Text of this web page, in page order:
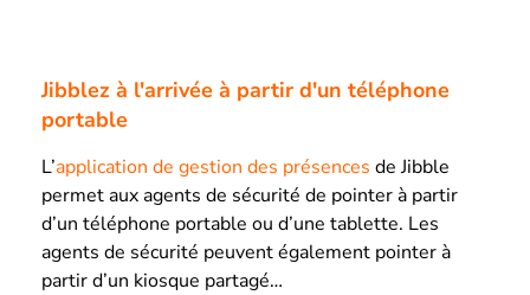
Jibblez à l'arrivée à partir d'un téléphone
portable
L’application de gestion des présences de Jibble
permet aux agents de sécurité de pointer à partir
d’un téléphone portable ou d’une tablette. Les
agents de sécurité peuvent également pointer à
partir d’un kiosque partagé…